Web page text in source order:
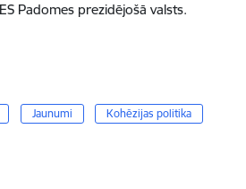
Padomes prezidējošā valsts.
Jaunumi Kohēzijas politika